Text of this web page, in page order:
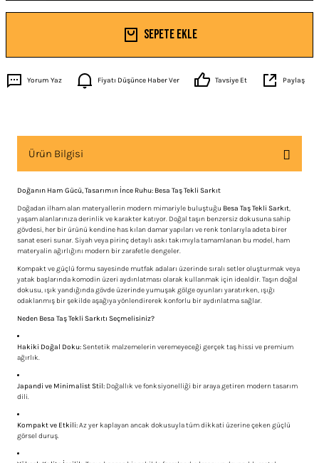
Sepete Ekle
Yorum Yaz Fiyatı Düşünce Haber Ver Tavsiye Et Paylaş
Ürün Bilgisi
Doğanın Ham Gücü, Tasarımın İnce Ruhu: Besa Taş Tekli Sarkıt
Doğadan ilham alan materyallerin modern mimariyle buluştuğu Besa Taş Tekli Sarkıt,
yaşam alanlarınıza derinlik ve karakter katıyor. Doğal taşın benzersiz dokusuna sahip
gövdesi, her bir ürünü kendine has kılan damar yapıları ve renk tonlarıyla adeta birer
sanat eseri sunar. Siyah veya pirinç detaylı askı takımıyla tamamlanan bu model, ham
materyalin ağırlığını modern bir zarafetle dengeler.
Kompakt ve güçlü formu sayesinde mutfak adaları üzerinde sıralı setler oluşturmak veya
yatak başlarında komodin üzeri aydınlatması olarak kullanmak için idealdir. Taşın doğal
dokusu, ışık yandığında gövde üzerinde yumuşak gölge oyunları yaratırken, ışığı
odaklanmış bir şekilde aşağıya yönlendirerek konforlu bir aydınlatma sağlar.
Neden Besa Taş Tekli Sarkıtı Seçmelisiniz?
Hakiki Doğal Doku:Sentetik malzemelerin veremeyeceği gerçek taş hissi ve premium
ağırlık.
Japandi ve Minimalist Stil: Doğallık ve fonksiyonelliği bir araya getiren modern tasarım
dili.
Kompakt ve Etkili:Az yer kaplayan ancak dokusuyla tüm dikkati üzerine çeken güçlü
görsel duruş.